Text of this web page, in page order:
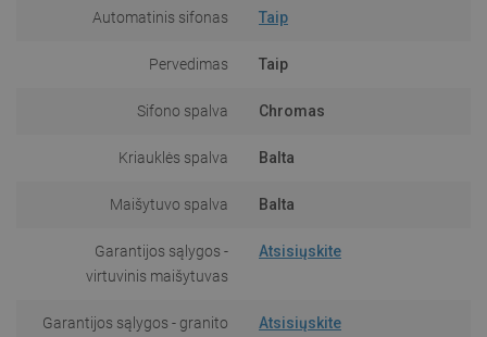
Automatinis sifonas Taip
Pervedimas Taip
Sifono spalva Chromas
Kriauklės spalva Balta
Maišytuvo spalva Balta
Garantijos sąlygos -
virtuvinis maišytuvas
Atsisiųskite
Garantijos sąlygos - granito
Atsisiųskite